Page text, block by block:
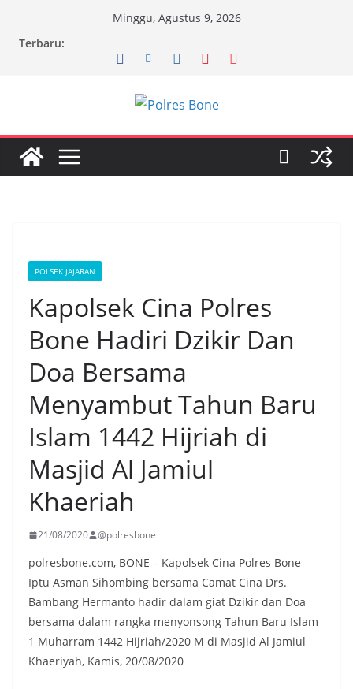
Minggu, Agustus 9, 2026
Terbaru:
POLSEK JAJARAN
Kapolsek Cina Polres
Bone Hadiri Dzikir Dan
Doa Bersama
Menyambut Tahun Baru
Islam 1442 Hijriah di
Masjid Al Jamiul
Khaeriah
21/08/2020 @polresbone
polresbone.com, BONE – Kapolsek Cina Polres Bone
Iptu Asman Sihombing bersama Camat Cina Drs.
Bambang Hermanto hadir dalam giat Dzikir dan Doa
bersama dalam rangka menyonsong Tahun Baru Islam
1 Muharram 1442 Hijriah/2020 M di Masjid Al Jamiul
Khaeriyah, Kamis, 20/08/2020